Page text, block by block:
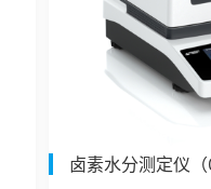
卤素水分测定仪